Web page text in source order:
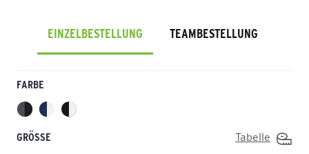
EINZELBESTELLUNG TEAMBESTELLUNG
FARBE
GRÖSSE Tabelle